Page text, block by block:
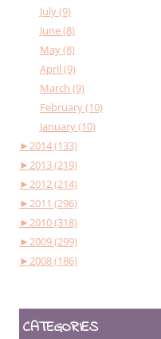
July (9)
June (8)
May (8)
April (9)
March (9)
February (10)
January (10)
►2014 (133)
►2013 (219)
►2012 (214)
►2011 (296)
►2010 (318)
►2009 (299)
►2008 (186)
CATEGORIES